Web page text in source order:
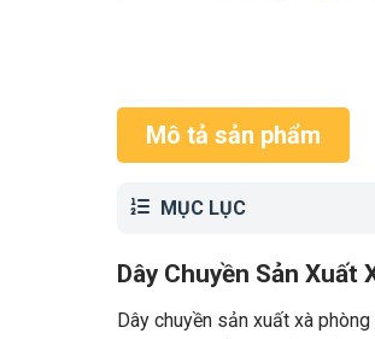
Mô tả sản phẩm
MỤC LỤC
Dây Chuyền Sản Xuất
Dây chuyền sản xuất xà